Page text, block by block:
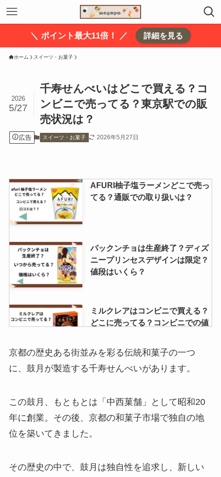
＼ ポイント最大11倍！ ／ 詳細を見る
ホーム スイーツ・お菓子
千寿せんべいはどこで買える？コ
ンビニで売ってる？東京駅での販
売状況は？
2026
5/27
広告 スイーツ・お菓子 2026年5月27日
AFURI柚子塩ラーメンどこで売っ
てる？通販での取り扱いは？
パックンチョは生産終了？ディズ
ニープリンセスデザインは限定？
値段はいくら？
ミルクレアはコンビニで買える？
どこに売ってる？コンビニでの値
黒はんぺん 売ってる場所は？東京
とびこはスーパーで売ってない？
京都の歴史ある街並みを彩る伝統和菓子の一つ
に、鼓月が製造する千寿せんべいがあります。
この鼓月、もともとは「中西菓舗」として昭和20
年に創業。その後、京都の和菓子市場で独自の地
位を築いてきました。
その歴史の中で、鼓月は独自性を追求し、新しい